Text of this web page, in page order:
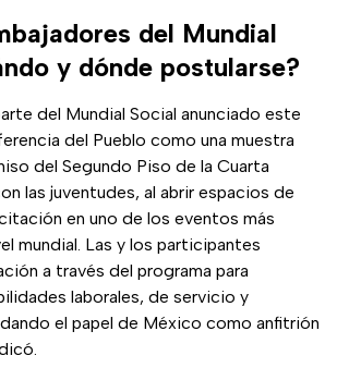
del Mundial
y dónde postularse?
del Mundial Social anunciado este
del Pueblo como una muestra
del Segundo Piso de la Cuarta
las juventudes, al abrir espacios de
en uno de los eventos más
mundial. Las y los participantes
a través del programa para
laborales, de servicio y
el papel de México como anfitrión